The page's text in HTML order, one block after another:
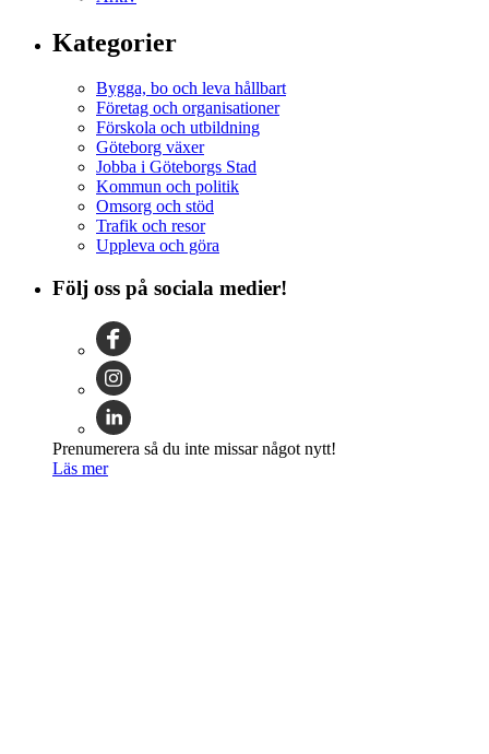
Kategorier
Bygga, bo och leva hållbart
Företag och organisationer
Förskola och utbildning
Göteborg växer
Jobba i Göteborgs Stad
Kommun och politik
Omsorg och stöd
Trafik och resor
Uppleva och göra
Följ oss på sociala medier!
Prenumerera så du inte missar något nytt!
Läs mer